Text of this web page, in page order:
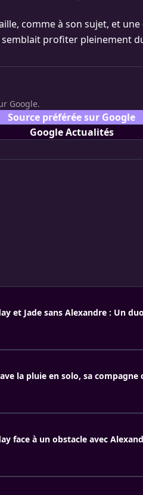
comme à son sujet, et
semblait profiter pleinement
Google.
Source préférée sur Google
Google Actualités
et Jade sans Alexandre : Un
la pluie en solo, sa compagne
face à un obstacle avec